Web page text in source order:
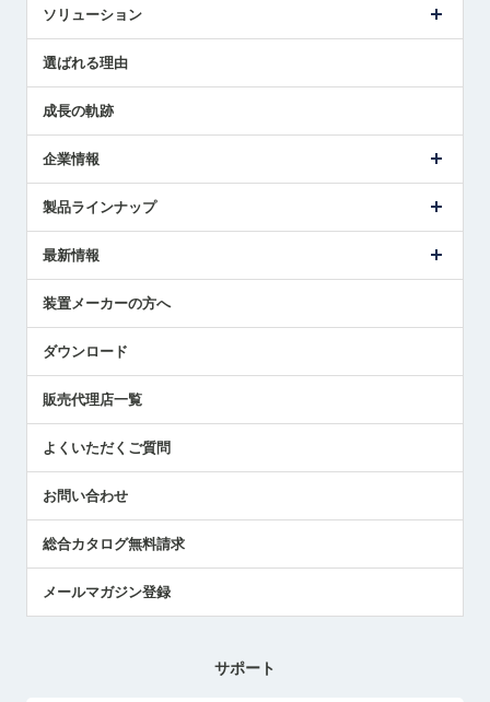
ソリューション
解決策提案
選ばれる理由
成長の軌跡
企業情報
ごあいさつ
受賞履歴
採用情報
国/地域/言語
製品ラインナップ
ツールセッタ製品
エアマイクロセンサ製品
最新情報
メトロールの技術
社員ブログ
中小企業のBCP地震対策
センサのテクニカルガイド
社長ブログ
装置メーカーの方へ
ダウンロード
販売代理店一覧
よくいただくご質問
お問い合わせ
総合カタログ無料請求
メールマガジン登録
サポート